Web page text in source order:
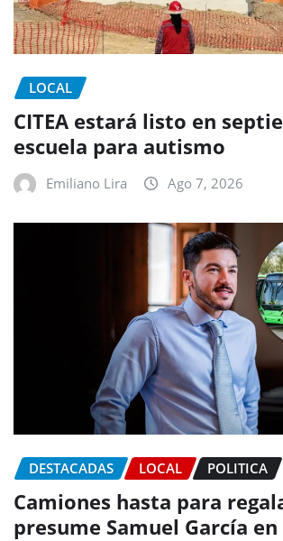
LOCAL
CITEA estará listo en
escuela para autismo
Emiliano Lira Ago 7, 2026
DESTACADAS LOCAL POLITICA
Camiones hasta para
presume Samuel García en